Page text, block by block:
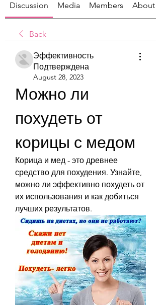
Discussion Media Members About
Back
Эффективность
Подтверждена
August 28, 2023
Можно ли
похудеть от
корицы с медом
Корица и мед - это древнее
средство для похудения. Узнайте,
можно ли эффективно похудеть от
их использования и как добиться
лучших результатов.